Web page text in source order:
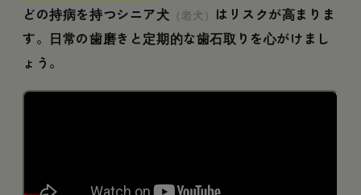
どの持病を持つシニア犬 （老犬） はリスクが高まりま
す。日常の歯磨きと定期的な歯石取りを心がけまし
ょう。